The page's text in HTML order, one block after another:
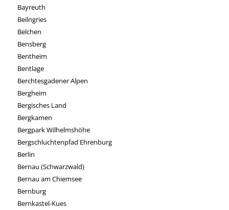
Bayreuth
Beilngries
Belchen
Bensberg
Bentheim
Bentlage
Berchtesgadener Alpen
Bergheim
Bergisches Land
Bergkamen
Bergpark Wilhelmshöhe
Bergschluchtenpfad Ehrenburg
Berlin
Bernau (Schwarzwald)
Bernau am Chiemsee
Bernburg
Bernkastel-Kues